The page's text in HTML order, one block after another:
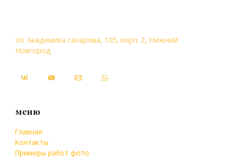
Ул. Академика сахарова, 105, корп. 2, Нижний
Новгород
меню
Главная
Контакты
Примеры работ фото